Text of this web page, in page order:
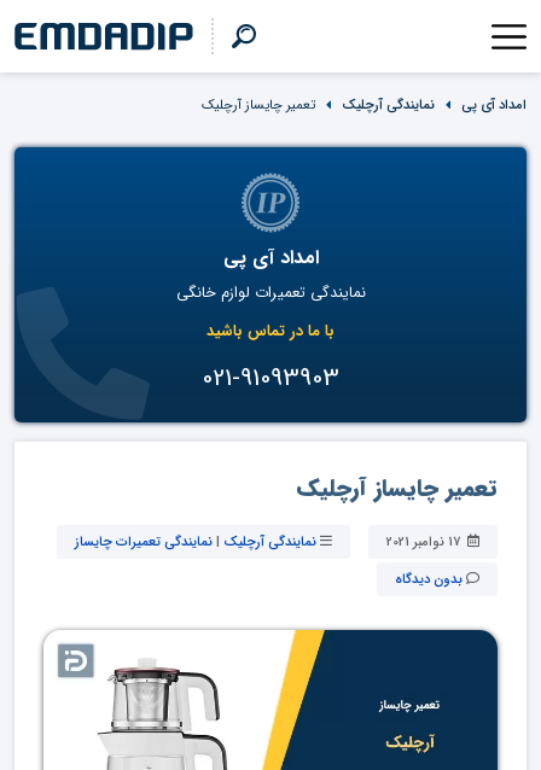
امداد آی پی نمایندگی آرچلیک تعمیر چایساز آرچلیک
امداد آی پی
نمایندگی تعمیرات لوازم خانگی
با ما در تماس باشید
021-91093903
تعمیر چایساز آرچلیک
نمایندگی آرچلیک |نمایندگی تعمیرات چایساز
بدون دیدگاه